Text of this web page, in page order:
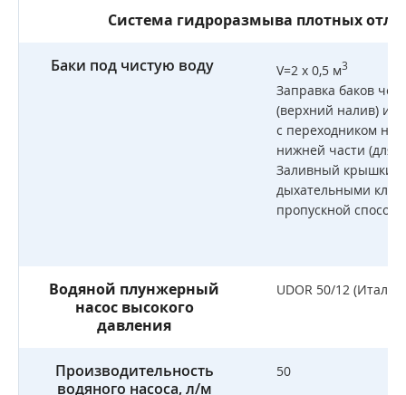
Система гидроразмыва плотных
Баки под чистую воду V=2 х 0,5 м3
Заправка баков
(верхний налив) и
с переходником на
нижней части (для
Заливный крышки
дыхательными
пропускной
Водяной плунжерный
насос высокого
давления
UDOR 50/12
Производительность
водяного насоса, л/м
50